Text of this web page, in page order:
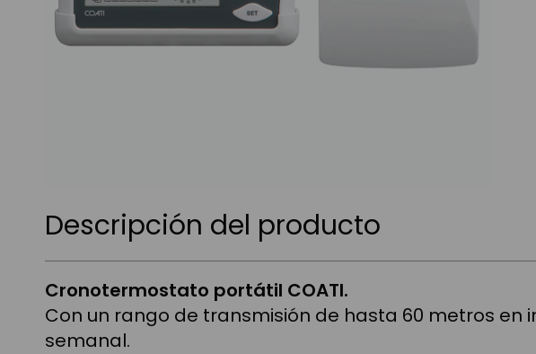
al
comienzo
la
de
imágenes
Descripción del producto
Cronotermostato portátil COATI.
Con un rango de transmisión de hasta 60 metros
semanal.